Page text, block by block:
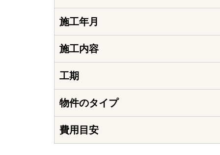
施工年月
施工内容
工期
物件のタイプ
費用目安